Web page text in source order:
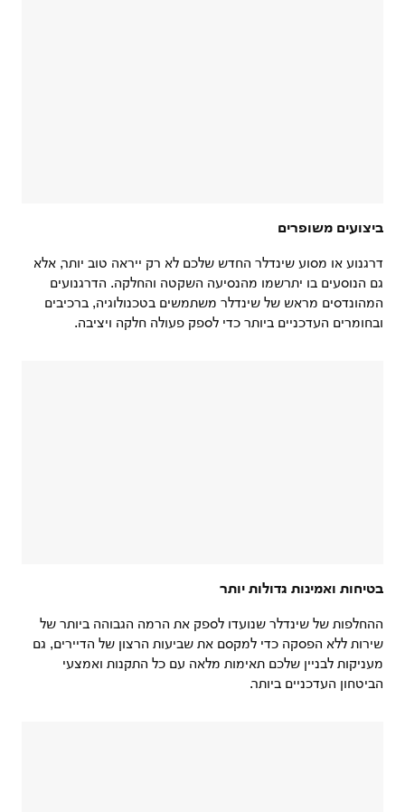
ביצועים משופרים
דרגנוע או מסוע שינדלר החדש שלכם לא רק ייראה טוב יותר, אלא
גם הנוסעים בו יתרשמו מהנסיעה השקטה והחלקה. הדרגנועים
המהונדסים מראש של שינדלר משתמשים בטכנולוגיה, ברכיבים
ובחומרים העדכניים ביותר כדי לספק פעולה חלקה ויציבה.
בטיחות ואמינות גדולות יותר
ההחלפות של שינדלר שנועדו לספק את הרמה הגבוהה ביותר של
שירות ללא הפסקה כדי למקסם את שביעות הרצון של הדיירים, גם
מעניקות לבניין שלכם תאימות מלאה עם כל התקנות ואמצעי
הביטחון העדכניים ביותר.